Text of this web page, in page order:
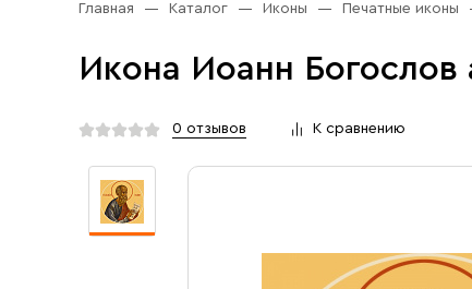
Церковная утварь
Иконы
Ювелирные изделия
Услуги
Главная Каталог Иконы Печатные иконы
Икона Иоанн Богослов
0 отзывов К сравнению